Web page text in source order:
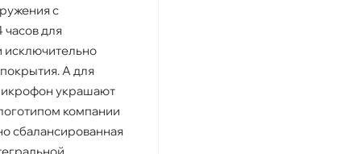
с
для
исключительно
А для
украшают
компании
сбалансированная